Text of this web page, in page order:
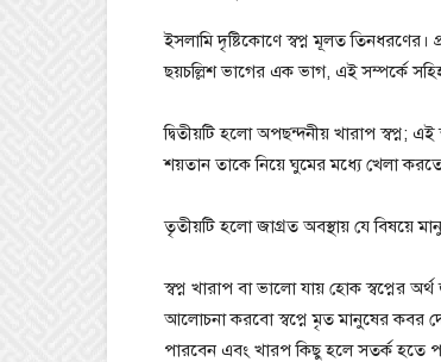
ইসলামি দৃষ্টিকোণে স্বপ্ন মূলত
ছয়চল্লিশ ভাগের এক ভাগ, এই সম্পর্কে
দ্বিতীয়টি হলো অপছন্দনীয় খারাপ স্বপ্ন; এই
শয়তান তাকে নিয়ে ঘুমের মধ্যে খেলা
তৃতীয়টি হলো জাগ্রত অবস্থায় যে বিষয়ে
স্বপ্ন খারাপ বা ভালো যায় হোক স্বপ্নের
আলোচনা করবো স্বপ্নে মৃত মানুষের কবর
পারবেন এবং খারপ কিছু হলে সতর্ক হতে